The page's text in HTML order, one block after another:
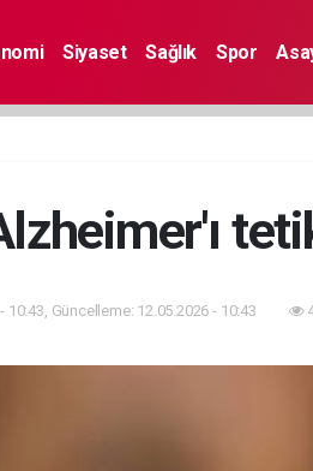
Siyaset Sağlık Spor
Güncelleme: 12.05.2026 - 10:43